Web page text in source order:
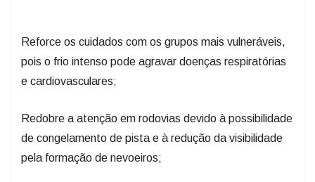
Reforce os cuidados com os grupos mais vulneráveis,
pois o frio intenso pode agravar doenças respiratórias
e cardiovasculares;
Redobre a atenção em rodovias devido à possibilidade
de congelamento de pista e à redução da visibilidade
pela formação de nevoeiros;